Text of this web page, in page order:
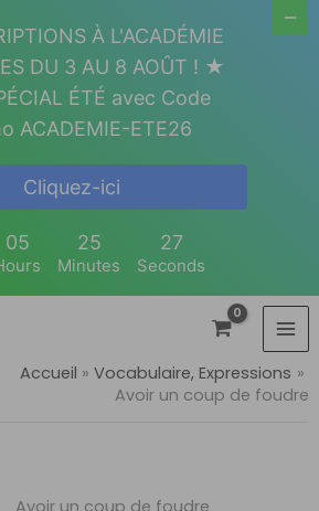
Accueil
Vocabulaire, Expressions
Avoir un coup de foudre
À L'ACADÉMIE
DU 3 AU 8 AOÛT ! ★
ÉTÉ avec Code
ACADEMIE-ETE26
Cliquez-ici
05 25
Minutes
27
Seconds